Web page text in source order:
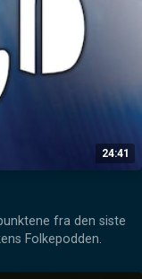
24:41
fra den siste
Folkepodden.